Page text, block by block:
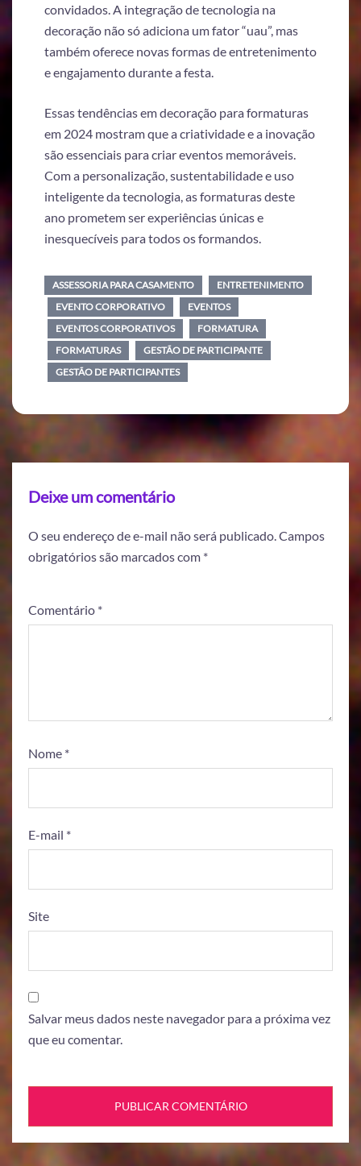
convidados. A integração de tecnologia na
decoração não só adiciona um fator “uau”, mas
também oferece novas formas de entretenimento
e engajamento durante a festa.
Essas tendências em decoração para formaturas
em 2024 mostram que a criatividade e a inovação
são essenciais para criar eventos memoráveis.
Com a personalização, sustentabilidade e uso
inteligente da tecnologia, as formaturas deste
ano prometem ser experiências únicas e
inesquecíveis para todos os formandos.
ASSESSORIA PARA CASAMENTO
ENTRETENIMENTO
EVENTO CORPORATIVO
EVENTOS
EVENTOS CORPORATIVOS
FORMATURA
FORMATURAS
GESTÃO DE PARTICIPANTE
GESTÃO DE PARTICIPANTES
Deixe um comentário
O seu endereço de e-mail não será publicado. Campos
obrigatórios são marcados com *
Comentário *
Nome *
E-mail *
Site
Salvar meus dados neste navegador para a próxima vez
que eu comentar.